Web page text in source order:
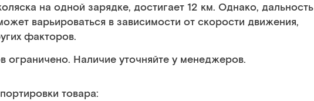
на одной зарядке, достигает 12 км. Однако, дальность
варьироваться в зависимости от скорости движения,
факторов.
ограничено. Наличие уточняйте у менеджеров.
товара: